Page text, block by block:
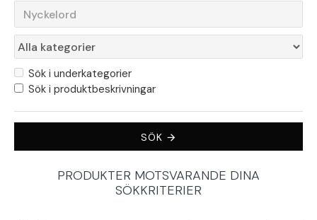
Sök i underkategorier
Sök i produktbeskrivningar
SÖK
PRODUKTER MOTSVARANDE DINA
SÖKKRITERIER